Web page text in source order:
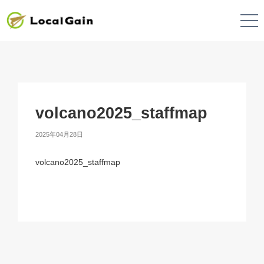
volcano2025_staffmap
2025年04月28日
volcano2025_staffmap